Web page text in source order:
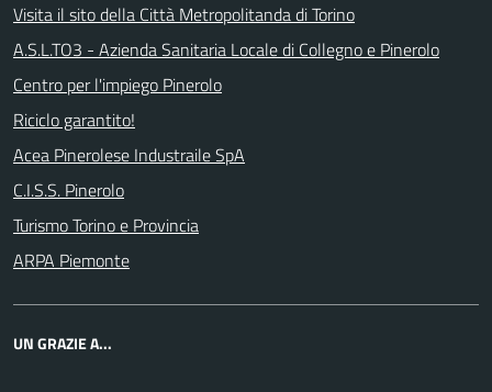
Visita il sito della Città Metropolitanda di Torino
A.S.L.TO3 - Azienda Sanitaria Locale di Collegno e Pinerolo
Centro per l'impiego Pinerolo
Riciclo garantito!
Acea Pinerolese Industraile SpA
C.I.S.S. Pinerolo
Turismo Torino e Provincia
ARPA Piemonte
UN GRAZIE A...